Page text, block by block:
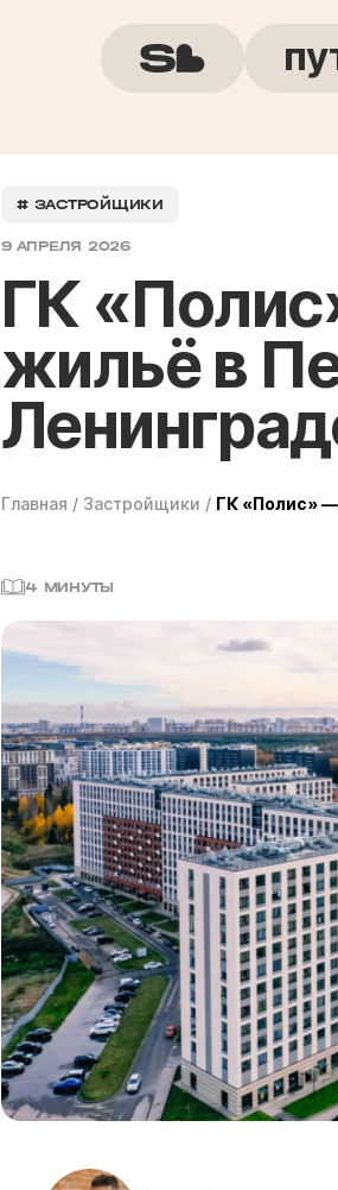
# ЗАСТРОЙЩИКИ
9 АПРЕЛЯ 2026
ГК
жильё в
Главная / Застройщики / ГК «Полис»
4 МИНУТЫ